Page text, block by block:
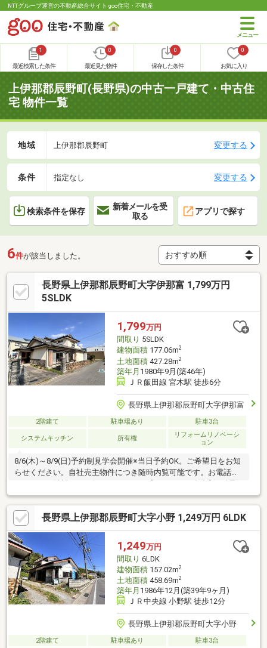
NTTグループ運営の不動産総合サイト goo住宅・不動産
1
最近検索した条件
0
最近見た物件
0
保存した条件
0
お気に入り
上伊那郡辰野町(長野県)の中古一戸建て・中古住
宅 物件一覧
地域 上伊那郡辰野町 変更する
条件 指定なし 変更する
検索条件を保存
新着メールを受
取る
アプリで探す
6件が該当しました。
長野県上伊那郡辰野町大字伊那富 1,799万円
5SLDK
1,799万円
間取り 5SLDK
建物面積177.06m2
土地面積427.28m2
築年月 1980年9月(築46年)
ＪＲ飯田線 宮木駅 徒歩6分
長野県上伊那郡辰野町大字伊那富
2階建て 駐車場あり 駐車3台
システムキッチン 所有権
リフォームリノベーシ
ョン
8/6(木)～8/9(日)予約制見学会開催※当日予約OK。ご希望日をお知
らせください。自社売主物件につき随時内覧可能です。お電話か
補強工事●内装工事システムキッチン交換、ユニットバス交換、
温水洗浄便座トイレ交換、洗面化粧台交換、フローリング上張
り、クロス張替え、畳表替え、インターホン設置、火災警報器設
置【おすすめポイント】・雨漏り、構造上主要な部分の欠陥や・
腐食、給排水管の故障や漏水についてお引渡しより２年間保証・
シロアリ防除工事施工後5年間保証
長野県上伊那郡辰野町大字小野 1,249万円 6LDK
1,249万円
間取り 6LDK
建物面積157.02m2
土地面積458.69m2
築年月 1986年12月(築39年9ヶ月)
ＪＲ中央線 小野駅 徒歩12分
長野県上伊那郡辰野町大字小野
2階建て 駐車場あり 駐車3台